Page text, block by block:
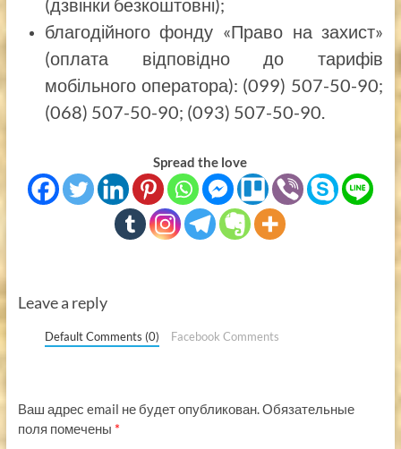
(дзвінки безкоштовні);
благодійного фонду «Право на захист»
(оплата відповідно до тарифів
мобільного оператора): (099) 507-50-90;
(068) 507-50-90; (093) 507-50-90.
Spread the love
Leave a reply
Default Comments (0) Facebook Comments
Ваш адрес email не будет опубликован.Обязательные
поля помечены *